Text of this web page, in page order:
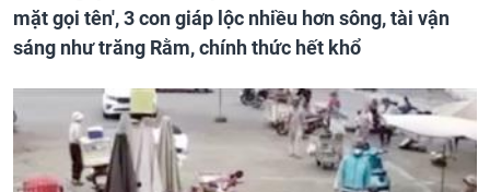
mặt gọi tên', 3 con giáp lộc nhiều hơn sông, tài vận
sáng như trăng Rằm, chính thức hết khổ